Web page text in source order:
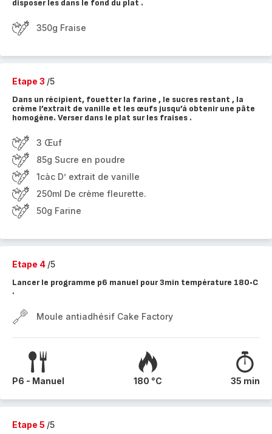
disposer les dans le fond du plat .
350g Fraise
Etape 3 /5
Dans un récipient, fouetter la farine , le sucres restant , la
crème l’extrait de vanille et les œufs jusqu’à obtenir une pâte
homogène. Verser dans le plat sur les fraises .
3 Œuf
85g Sucre en poudre
1càc D’ extrait de vanille
250ml De crème fleurette.
50g Farine
Etape 4 /5
Lancer le programme p6 manuel pour 3min température 180•C
.
Moule antiadhésif Cake Factory
P6 - Manuel 180 °C 35 min
Etape 5 /5